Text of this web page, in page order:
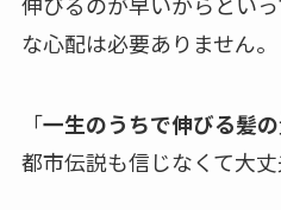
な心配は必要ありません。
「一生のうちで伸びる髪
都市伝説も信じなくて大丈